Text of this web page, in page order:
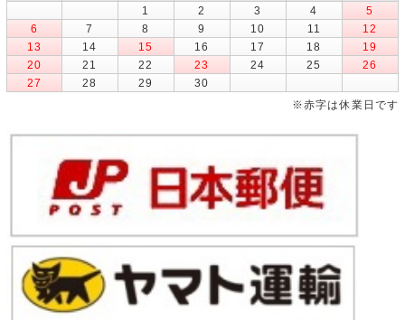
1
2 3 4
5
6
7 8 9 10 11
12
13
14 15 16 17 18
19
20
21 22 23 24 25
26
27
28 29
30
※赤字は休業日です